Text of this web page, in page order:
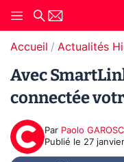
Accueil Actualités
Avec
connectée
Par Paolo
Publié le 27